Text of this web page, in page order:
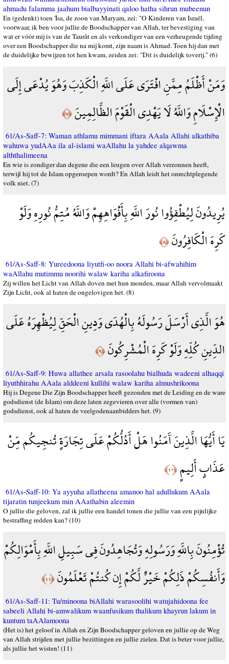
ahmadu falamma jaahum bialbayyinati qaloo hatha sihrun mubeenun
En (gedenkt) toen 'Îsa, de zoon van Maryam, zei: "O Kinderen van Israël,
voorwaar, ik ben voor jullie de Boodschapper van Allah, ter bevestiging van
wat er vóór mij is van de Taurât en als verkondiger van een verheugende tijding
over een Boodschapper die na mij komt, zijn naam is Ahmad. Toen hij dan met
de duidelijke bewijzen tot hen kwam, zeiden zei: "Dit is duidelijk toverij." (6)
وَمَنْ أَظْلَمُ مِمَّنِ افْتَرَى عَلَى اللَّهِ الْكَذِبَ وَهُوَ يُدْعَى إِلَى
الْإِسْلَامِ وَاللَّهُ لَا يَهْدِي الْقَوْمَ الظَّالِمِينَ﴿٧﴾
61/As-Saff-7: Waman athlamu mimmani iftara AAala Allahi alkathiba
wahuwa yudAAa ila al-islami waAllahu la yahdee alqawma
alththalimeena
En wie is zondiger dan degene die een leugen over Allah verzonnen heeft,
terwijl hij tot de Islam opgeroepen wordt? En Allah leidt het onrechtplegende
volk niet. (7)
يُرِيدُونَ لِيُطْفِؤُوا نُورَ اللَّهِ بِأَفْوَاهِهِمْ وَاللَّهُ مُتِمُّ نُورِهِ وَلَوْ
كَرِهَ الْكَافِرُونَ﴿٨﴾
61/As-Saff-8: Yureedoona liyutfi-oo noora Allahi bi-afwahihim
waAllahu mutimmu noorihi walaw kariha alkafiroona
Zij willen het Licht van Allah doven met hun monden, maar Allah vervolmaakt
Zijn Licht, ook al haten de ongelovigen het. (8)
هُوَ الَّذِي أَرْسَلَ رَسُولَهُ بِالْهُدَى وَدِينِ الْحَقِّ لِيُظْهِرَهُ عَلَى
الدِّينِ كُلِّهِ وَلَوْ كَرِهَ الْمُشْرِكُونَ﴿٩﴾
61/As-Saff-9: Huwa allathee arsala rasoolahu bialhuda wadeeni alhaqqi
liyuthhirahu AAala alddeeni kullihi walaw kariha almushrikoona
Hij is Degene Die Zijn Boodschapper heeft gezonden met de Leiding en de ware
godsdienst (de Islam) om deze laten zegevieren over alle (vormen van)
godsdienst, ook al haten de veelgodenaanbidders het. (9)
يَا أَيُّهَا الَّذِينَ آَمَنُوا هَلْ أَدُلُّكُمْ عَلَى تِجَارَةٍ تُنجِيكُم مِّنْ
عَذَابٍ أَلِيمٍ﴿١٠﴾
61/As-Saff-10: Ya ayyuha allatheena amanoo hal adullukum AAala
tijaratin tunjeekum min AAathabin aleemin
O jullie die geloven, zal ik jullie een handel tonen die jullie van een pijnlijke
bestraffing redden kan? (10)
تُؤْمِنُونَ بِاللَّهِ وَرَسُولِهِ وَتُجَاهِدُونَ فِي سَبِيلِ اللَّهِ بِأَمْوَالِكُمْ
وَأَنفُسِكُمْ ذَلِكُمْ خَيْرٌ لَّكُمْ إِن كُنتُمْ تَعْلَمُونَ﴿١١﴾
61/As-Saff-11: Tu/minoona biAllahi warasoolihi watujahidoona fee
sabeeli Allahi bi-amwalikum waanfusikum thalikum khayrun lakum in
kuntum taAAlamoona
(Het is) het geloof in Allah en Zijn Boodschapper geloven en jullie op de Weg
van Allah strijden met jullie bezittingen en jullie zielen. Dat is beter voor jullie,
als jullie het wisten! (11)